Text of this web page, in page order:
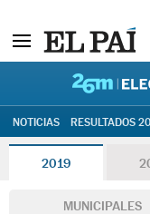
NOTICIAS RESULTADOS
2019
MUNICIPALES